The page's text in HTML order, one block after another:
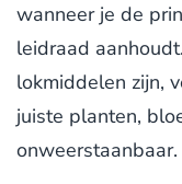
wanneer je de
leidraad
lokmiddelen zijn,
juiste planten,
onweerstaanbaar.